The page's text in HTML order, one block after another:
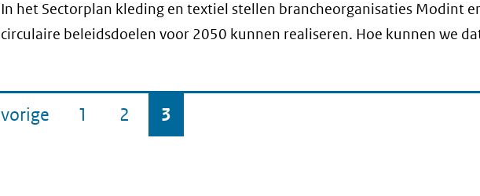
In het Sectorplan kleding en textiel stellen brancheorganisaties Modint
circulaire beleidsdoelen voor 2050 kunnen realiseren. Hoe kunnen we
vorige pagina
1 2 3